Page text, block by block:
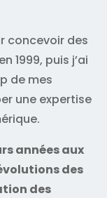
concevoir des
1999, puis j’ai
de mes
une expertise
années aux
des
des